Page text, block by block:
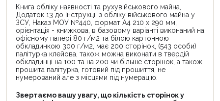
Книга обліку наявності та рухувійськового майна,
Додаток 13 до Інструкції з обліку військового майна у
ЗСУ, Наказ МОУ №440, формат А4 210 х 290 мм,
орієнтація - книжкова, в базовому варіанті виконаний на
офісному папері 80 г/м2 та білою картонною
обкладинкою 300 г/м2, має 200 сторінок, (543 особи)
палітурка клейова, також можна виконати в твердій
обкладинці на 100 та на 200 чи більше сторінок, а також
прошита палітурка, готовий під прошиття, не
нумерований але з місцями під нумерацію.
Звертаємо вашу увагу, що кількість сторінок у